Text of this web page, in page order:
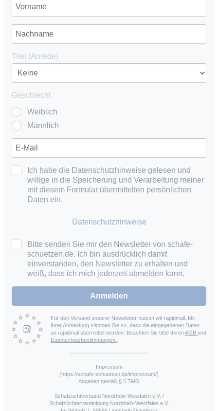
Titel (Anrede)
Geschlecht
Weiblich
Männlich
Ich habe die Datenschutzhinweise gelesen und
willige in die Speicherung und Verarbeitung meiner
mit diesem Formular übermittelten persönlichen
Daten ein.
Datenschutzhinweise
Bitte senden Sie mir den Newsletter von schafe-
schuetzen.de. Ich bin ausdrücklich damit
einverstanden, den Newsletter zu erhalten und
weiß, dass ich mich jederzeit abmelden kann.
Anmelden
Für den Versand unserer Newsletter nutzen wir rapidmail. Mit
Ihrer Anmeldung stimmen Sie zu, dass die eingegebenen Daten
an rapidmail übermittelt werden. Beachten Sie bitte derenAGB und
Datenschutzbestimmungen
Impressum
(https://schafe-schuetzen.de/impressum/)
Angaben gemäß § 5 TMG
Schafzuchtverband Nordrhein-Westfalen e.V. /
Schafzüchtervereinigung Nordrhein-Westfalen e.V.